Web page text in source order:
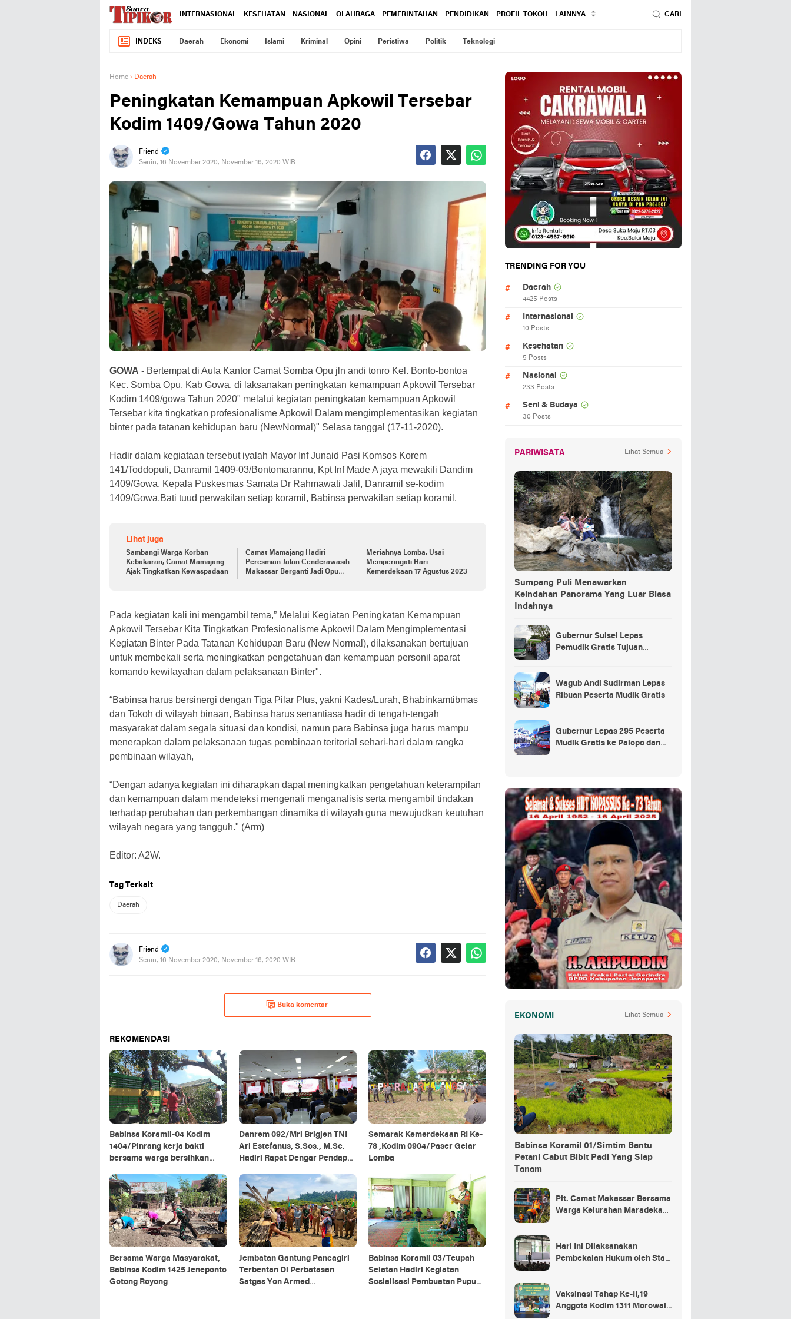
INTERNASIONAL KESEHATAN NASIONAL OLAHRAGA PEMERINTAHAN PENDIDIKAN PROFIL TOKOH LAINNYA CARI
INDEKS Daerah Ekonomi Islami Kriminal Opini Peristiwa Politik Teknologi
Home › Daerah
Peningkatan Kemampuan Apkowil Tersebar
Kodim 1409/Gowa Tahun 2020
Friend
Senin, 16 November 2020, November 16, 2020 WIB
GOWA - Bertempat di Aula Kantor Camat Somba Opu jln andi tonro Kel. Bonto-bontoa
Kec. Somba Opu. Kab Gowa, di laksanakan peningkatan kemampuan Apkowil Tersebar
Kodim 1409/gowa Tahun 2020" melalui kegiatan peningkatan kemampuan Apkowil
Tersebar kita tingkatkan profesionalisme Apkowil Dalam mengimplementasikan kegiatan
binter pada tatanan kehidupan baru (NewNormal)" Selasa tanggal (17-11-2020).
Hadir dalam kegiataan tersebut iyalah Mayor Inf Junaid Pasi Komsos Korem
141/Toddopuli, Danramil 1409-03/Bontomarannu, Kpt Inf Made A jaya mewakili Dandim
1409/Gowa, Kepala Puskesmas Samata Dr Rahmawati Jalil, Danramil se-kodim
1409/Gowa,Bati tuud perwakilan setiap koramil, Babinsa perwakilan setiap koramil.
Lihat juga
Sambangi Warga Korban
Kebakaran, Camat Mamajang
Ajak Tingkatkan Kewaspadaan
Camat Mamajang Hadiri
Peresmian Jalan Cenderawasih
Makassar Berganti Jadi Opu
Meriahnya Lomba, Usai
Memperingati Hari
Kemerdekaan 17 Agustus 2023
Pada kegiatan kali ini mengambil tema,” Melalui Kegiatan Peningkatan Kemampuan
Apkowil Tersebar Kita Tingkatkan Profesionalisme Apkowil Dalam Mengimplementasi
Kegiatan Binter Pada Tatanan Kehidupan Baru (New Normal), dilaksanakan bertujuan
untuk membekali serta meningkatkan pengetahuan dan kemampuan personil aparat
komando kewilayahan dalam pelaksanaan Binter".
“Babinsa harus bersinergi dengan Tiga Pilar Plus, yakni Kades/Lurah, Bhabinkamtibmas
dan Tokoh di wilayah binaan, Babinsa harus senantiasa hadir di tengah-tengah
masyarakat dalam segala situasi dan kondisi, namun para Babinsa juga harus mampu
menerapkan dalam pelaksanaan tugas pembinaan teritorial sehari-hari dalam rangka
pembinaan wilayah,
“Dengan adanya kegiatan ini diharapkan dapat meningkatkan pengetahuan keterampilan
dan kemampuan dalam mendeteksi mengenali menganalisis serta mengambil tindakan
terhadap perubahan dan perkembangan dinamika di wilayah guna mewujudkan keutuhan
wilayah negara yang tangguh." (Arm)
Editor: A2W.
Tag Terkait
Daerah
Friend
Senin, 16 November 2020, November 16, 2020 WIB
Buka komentar
REKOMENDASI
Babinsa Koramil-04 Kodim
1404/Pinrang kerja bakti
bersama warga bersihkan
Danrem 092/Mrl Brigjen TNI
Ari Estefanus, S.Sos., M.Sc.
Hadiri Rapat Dengar Pendapat
Kalimantan Utara
Semarak Kemerdekaan RI Ke-
78 ,Kodim 0904/Paser Gelar
Lomba
Bersama Warga Masyarakat,
Babinsa Kodim 1425 Jeneponto
Gotong Royong
Jembatan Gantung Pancagiri
Terbentan Di Perbatasan
Satgas Yon Armed
Babinsa Koramil 03/Teupah
Selatan Hadiri Kegiatan
Sosialisasi Pembuatan Pupuk
TRENDING FOR YOU
Daerah
4425 Posts
Internasional
10 Posts
Kesehatan
5 Posts
Nasional
233 Posts
Seni & Budaya
30 Posts
PARIWISATA Lihat Semua
Sumpang Puli Menawarkan
Keindahan Panorama Yang Luar Biasa
Indahnya
Gubernur Sulsel Lepas
Pemudik Gratis Tujuan
Wagub Andi Sudirman Lepas
Ribuan Peserta Mudik Gratis
Gubernur Lepas 295 Peserta
Mudik Gratis ke Palopo dan
EKONOMI Lihat Semua
Babinsa Koramil 01/Simtim Bantu
Petani Cabut Bibit Padi Yang Siap
Tanam
Plt. Camat Makassar Bersama
Warga Kelurahan Maradekaya
Hari Ini Dilaksanakan
Pembekalan Hukum oleh Staf
Kostrad
Vaksinasi Tahap Ke-II,19
Anggota Kodim 1311 Morowali